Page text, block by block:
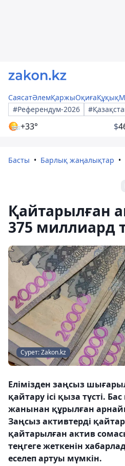
СаясатӘлемҚаржыОқиғаҚұқық
#Референдум-2026
+33° $
Басты Барлық жаңалықтар
Қайтарылған
375 миллиард
Сурет: Zakon.kz
Елімізден заңсыз
қайтару ісі қыза түсті.
жанынан құрылған
Заңсыз активтерді
қайтарылған актив
теңгеге жеткенін
еселеп артуы мүмкін.